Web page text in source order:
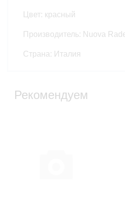
Цвет: красный
Производитель: Nuova
Страна: Италия
Рекомендуем